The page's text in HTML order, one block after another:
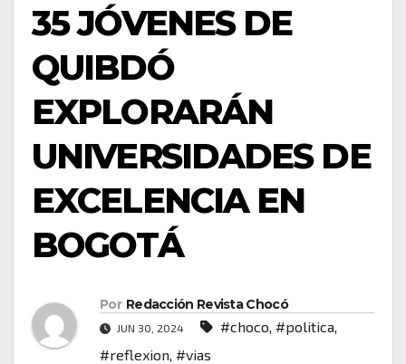
35 JÓVENES DE
QUIBDÓ
EXPLORARÁN
UNIVERSIDADES DE
EXCELENCIA EN
BOGOTÁ
Por Redacción Revista Chocó
JUN 30, 2024 #choco, #politica,
#reflexion, #vias